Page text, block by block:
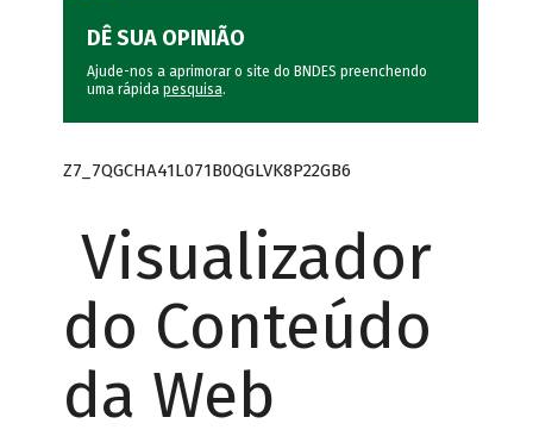
DÊ SUA OPINIÃO
Ajude-nos a aprimorar o site do BNDES preenchendo
uma rápida pesquisa.
Z7_7QGCHA41L071B0QGLVK8P22GB6
Visualizador
do Conteúdo
da Web